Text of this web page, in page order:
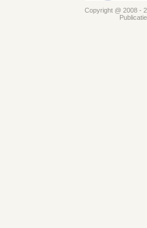
Copyright @ 2008 -